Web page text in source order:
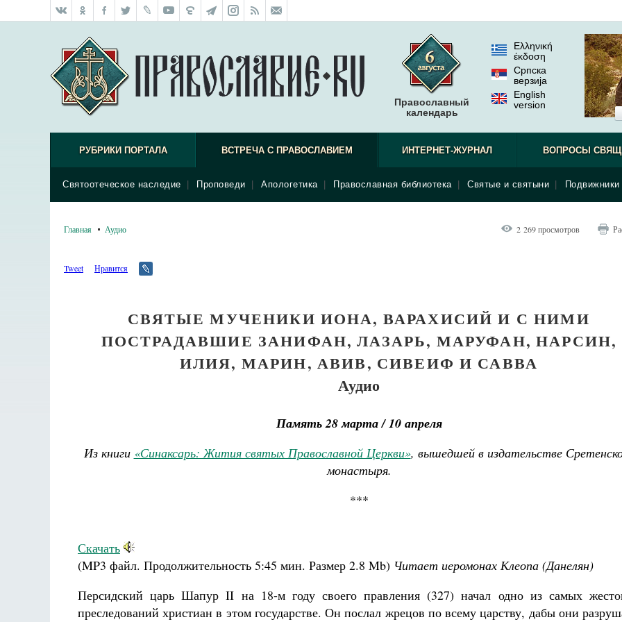
Православный
календарь
Ελληνική
έκδοση
Српска
верзиjа
English
version
РУБРИКИ ПОРТАЛА ВСТРЕЧА С ПРАВОСЛАВИЕМ
Святоотеческое наследие Проповеди Апологетика Православная библиотека Святые и святыни Подвижники
ИНТЕРНЕТ-ЖУРНАЛ ВОПРОСЫ
Главная Аудио 2 269 просмотров
Tweet Нравится
СВЯТЫЕ МУЧЕНИКИ ИОНА, ВАРАХИСИЙ И С НИМИ
ПОСТРАДАВШИЕ ЗАНИФАН, ЛАЗАРЬ, МАРУФАН, НАРСИН,
ИЛИЯ, МАРИН, АВИВ, СИВЕИФ И САВВА
Аудио
Память 28 марта / 10 апреля
Из книги «Синаксарь: Жития святых Православной Церкви», вышедшей в издательстве
монастыря.
***
Скачать
(MP3 файл. Продолжительность 5:45 мин. Размер 2.8 Mb) Читает иеромонах Клеопа (Данелян)
Персидский царь Шапур II на 18-м году своего правления (327) начал одно из самых
преследований христиан в этом государстве. Он послал жрецов по всему царству, дабы они
Екатерина Баканова